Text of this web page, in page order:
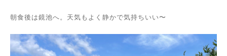
朝食後は鏡池へ。天気もよく静かで気持ちいい〜